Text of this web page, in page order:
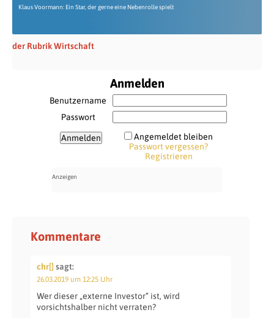
Klaus Voormann: Ein Star, der gerne eine Nebenrolle spielt
der Rubrik Wirtschaft
Anmelden
Benutzername
Passwort
Angemeldet bleiben
Passwort vergessen?
Registrieren
Kommentare
chr[] sagt:
26.03.2019 um 12:25 Uhr
Wer dieser „externe Investor“ ist, wird
vorsichtshalber nicht verraten?